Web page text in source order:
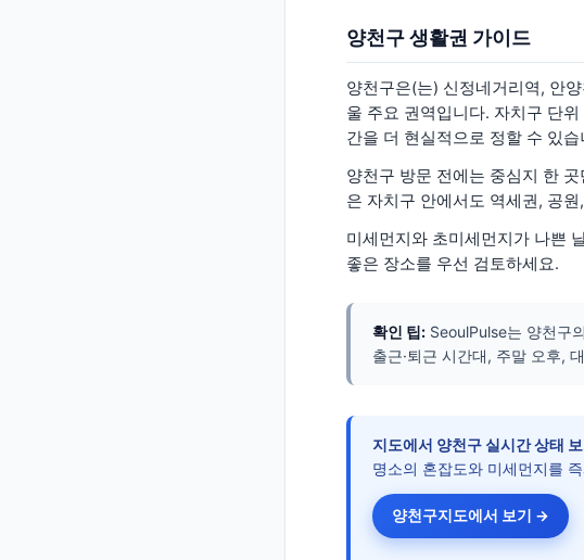
양천구생활권 가이드
양천구은(는) 신정네거리역, 안
울 주요 권역입니다. 자치구 단
간을 더 현실적으로 정할 수 있습
양천구 방문 전에는 중심지 한
은 자치구 안에서도 역세권, 공
미세먼지와 초미세먼지가 나쁜
좋은 장소를 우선 검토하세요.
확인 팁: SeoulPulse는 양천구
출근·퇴근 시간대, 주말 오후,
지도에서 양천구 실시간 상태
명소의 혼잡도와 미세먼지를
양천구지도에서 보기 →